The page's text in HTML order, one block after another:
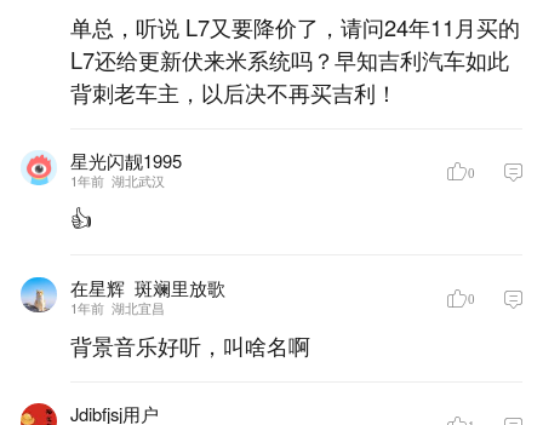
单总，听说 L7又要降价了，请问24年11月买的
L7还给更新伏来米系统吗？早知吉利汽车如此
背刺老车主，以后决不再买吉利！
星光闪靓1995
1年前 湖北武汉 0
👍
在星辉_斑斓里放歌
1年前 湖北宜昌 0
背景音乐好听，叫啥名啊
Jdibfjsj用户